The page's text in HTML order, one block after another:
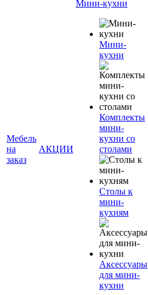
Мебель
на
заказ
АКЦИИ
Мини-кухни
Мини-
кухни
Комплекты
мини-
кухни со
столами
Столы к
мини-
кухням
Аксессуары
для мини-
кухни